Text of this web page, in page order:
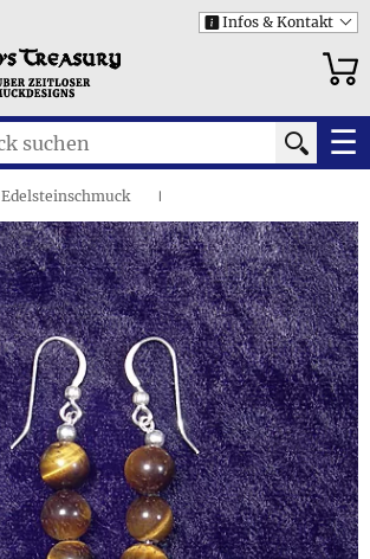
i Infos & Kontakt
☰
Edelsteinschmuck I
Edle Steine und mehr
Perlen aus Tigerauge • Ohrhaken I